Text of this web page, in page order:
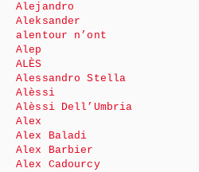
Alejandro
Aleksander
alentour n’ont
Alep
ALÈS
Alessandro Stella
Alèssi
Alèssi Dell’Umbria
Alex
Alex Baladi
Alex Barbier
Alex Cadourcy